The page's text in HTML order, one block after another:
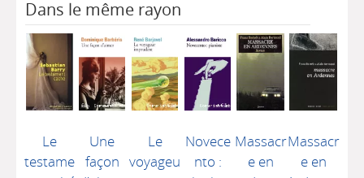
Dans le même rayon
Le
testame
Une
façon
Le
voyageu
Novece
nto :
Massacr
e en
Massacr
e en